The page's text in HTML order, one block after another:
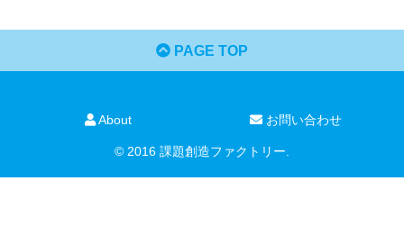
PAGE TOP
About お問い合わせ
© 2016 課題創造ファクトリー.